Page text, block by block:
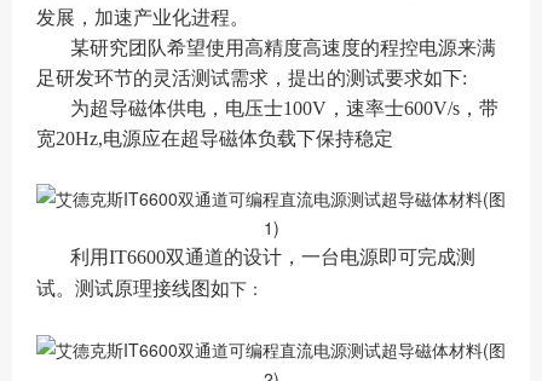
发展，加速产业化进程。
某研究团队希望使用高精度高速度的程控电源来满
足研发环节的灵活测试需求，提出的测试要求如下:
为超导磁体供电，电压士100V，速率士600V/s，带
宽20Hz,电源应在超导磁体负载下保持稳定
利用IT6600双通道的设计，一台电源即可完成测
试。测试原理接线图如下：